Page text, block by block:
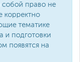
собой право не
корректно
тематике
и подготовки
появятся на